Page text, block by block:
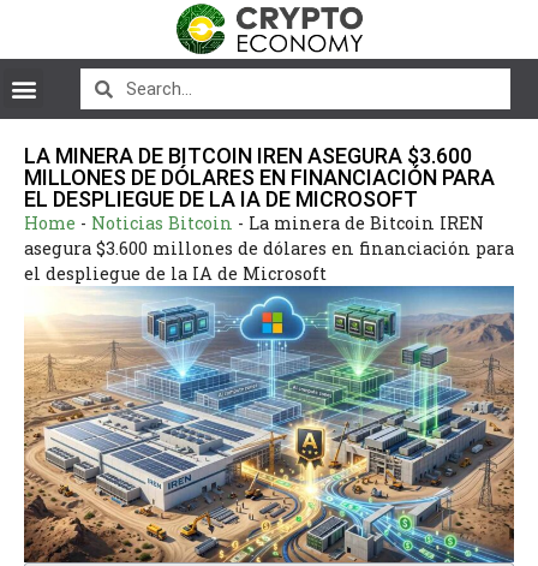
LA MINERA DE BITCOIN IREN ASEGURA $3.600
MILLONES DE DÓLARES EN FINANCIACIÓN PARA
EL DESPLIEGUE DE LA IA DE MICROSOFT
Home - Noticias Bitcoin - La minera de Bitcoin IREN
asegura $3.600 millones de dólares en financiación para
el despliegue de la IA de Microsoft